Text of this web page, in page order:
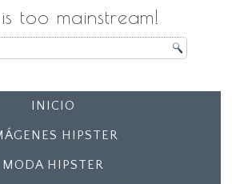
is too mainstream!
INICIO
HIPSTER
MODA HIPSTER